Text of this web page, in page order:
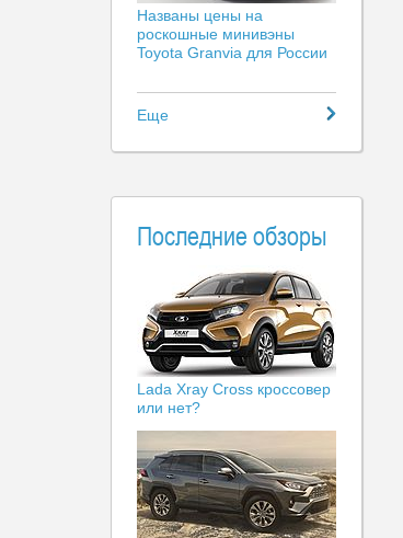
Названы цены на
роскошные минивэны
Toyota Granvia для России
Еще
Последние обзоры
Lada Xray Cross кроссовер
или нет?